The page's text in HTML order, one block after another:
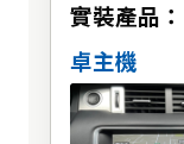
實裝產品：
卓主機